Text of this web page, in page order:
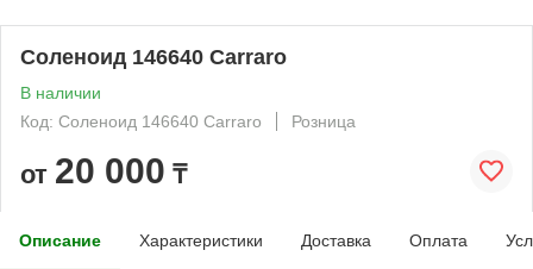
Соленоид 146640 Carraro
В наличии
Код: Соленоид 146640 Carraro
Розница
от 20 000 ₸
Описание Характеристики Доставка Оплата